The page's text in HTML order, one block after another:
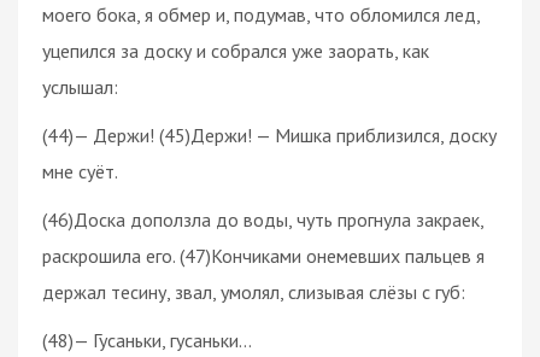
моего бока, я обмер и, подумав, что обломился лед,
уцепился за доску и собрался уже заорать, как
услышал:
(44)— Держи! (45)Держи! — Мишка приблизился, доску
мне суёт.
(46)Доска доползла до воды, чуть прогнула закраек,
раскрошила его. (47)Кончиками онемевших пальцев я
держал тесину, звал, умолял, слизывая слёзы с губ:
(48)— Гусаньки, гусаньки...